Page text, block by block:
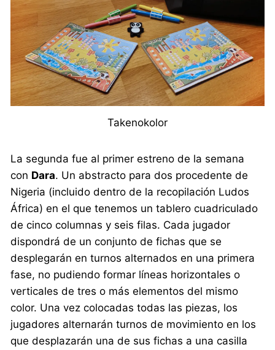
Takenokolor
La segunda fue al primer estreno de la semana
con Dara. Un abstracto para dos procedente de
Nigeria (incluido dentro de la recopilación Ludos
África) en el que tenemos un tablero cuadriculado
de cinco columnas y seis filas. Cada jugador
dispondrá de un conjunto de fichas que se
desplegarán en turnos alternados en una primera
fase, no pudiendo formar líneas horizontales o
verticales de tres o más elementos del mismo
color. Una vez colocadas todas las piezas, los
jugadores alternarán turnos de movimiento en los
que desplazarán una de sus fichas a una casilla